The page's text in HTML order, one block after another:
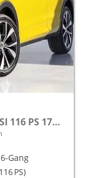
Limited Neues Modell 2026 1.0 TSI 116 PS 17" Kamera, Alu, Parksensoren vo/hi, LED-Scheinwerfer, Radio Composition 8", App-Connect, Klima, M-Lederlenkrad, Digitales Cockpit, Müdigkeitserkennung, Dachreling, Lane Assist, Armlehne vorn
Gang
PS)